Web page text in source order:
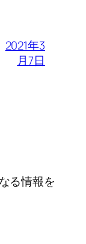
2021年3
月7日
る情報を